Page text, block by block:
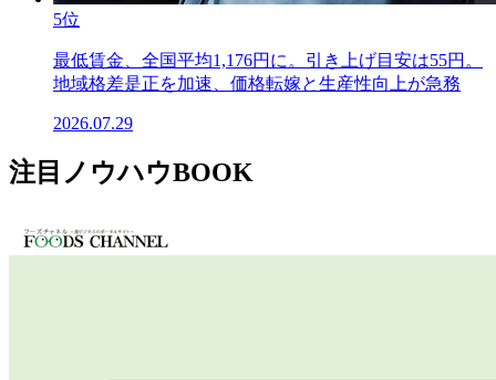
5位
最低賃金、全国平均1,176円に。引き上げ目安は55円。
地域格差是正を加速、価格転嫁と生産性向上が急務
2026.07.29
注目ノウハウBOOK